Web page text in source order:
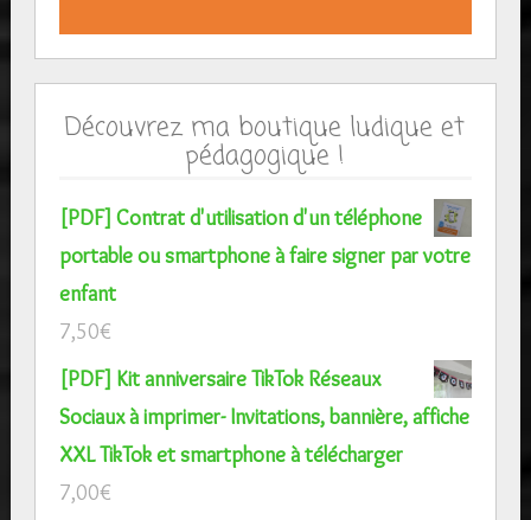
Découvrez ma boutique ludique et
pédagogique !
[PDF] Contrat d'utilisation d'un téléphone
portable ou smartphone à faire signer par votre
enfant
7,50€
[PDF] Kit anniversaire TikTok Réseaux
Sociaux à imprimer- Invitations, bannière, affiche
XXL TikTok et smartphone à télécharger
7,00€